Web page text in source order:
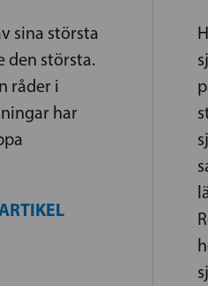
sina största
den största.
råder i
har